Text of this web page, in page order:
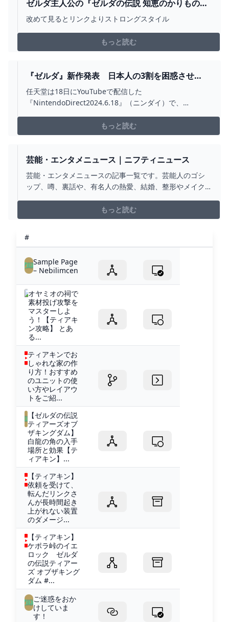
ゼルダ主人公の『ゼルダの伝説 知恵のかりもの』
戦い方が大岩を借りてぶつけたり魔物を借りて戦
改めて見るとリンクよりストロングスタイル
もっと読む
『ゼルダ』新作発表 日本人の3割を困惑させ
る“あの問題”がさらに混沌か… (2024年6月20日) -
エキサイトニュース
任天堂は18日にYouTubeで配信した
『NintendoDirect2024.6.18』（ニンダイ）で、
の』を9月26日に発売すると発表...
もっと読む
芸能・エンタメニュース｜ニフティニュース
芸能・エンタメニュースの記事一覧です。芸能人のゴシ
ップ、噂、裏話や、有名人の熱愛、結婚、整形やメイク
画像、動画ニュースや雑誌記事まで、話題の芸能・エン
タメニュースをまとめてお届けします。
もっと読む
#
Sample Page
– Nebilimcen
オヤミオの祠で
素材投げ攻撃を
マスターしよ
う！【ティアキ
ン攻略】 とあ
る...
ティアキンでお
しゃれな家の作
り方！おすすめ
のユニットの使
い方やレイアウ
トをご紹...
【ゼルダの伝説
ティアーズオブ
ザキングダム】
白龍の角の入手
場所と効果【テ
ィアキン】...
【ティアキン】
依頼を受けて、
転んだリンクさ
んが長時間起き
上がれない装置
のダメージ...
【ティアキン】
ケポラ峠のイエ
ロック ゼルダ
の伝説ティアー
ズ オブザキング
ダム #...
ご迷惑をおか
けしていま
す！